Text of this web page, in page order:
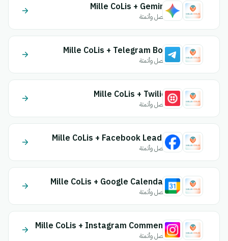
Mille CoLis + Gemini
اتصل وأتمتة
Mille CoLis + Telegram Bot
اتصل وأتمتة
Mille CoLis + Twilio
اتصل وأتمتة
Mille CoLis + Facebook Leads
اتصل وأتمتة
Mille CoLis + Google Calendar
اتصل وأتمتة
Mille CoLis + Instagram Comment
اتصل وأتمتة